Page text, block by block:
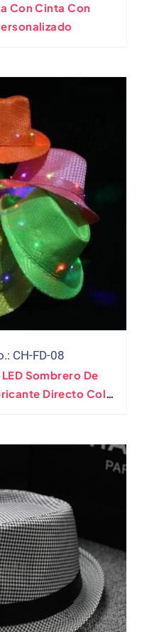
Con Cinta Con
CH-FD-08
Sombrero De
Directo Col